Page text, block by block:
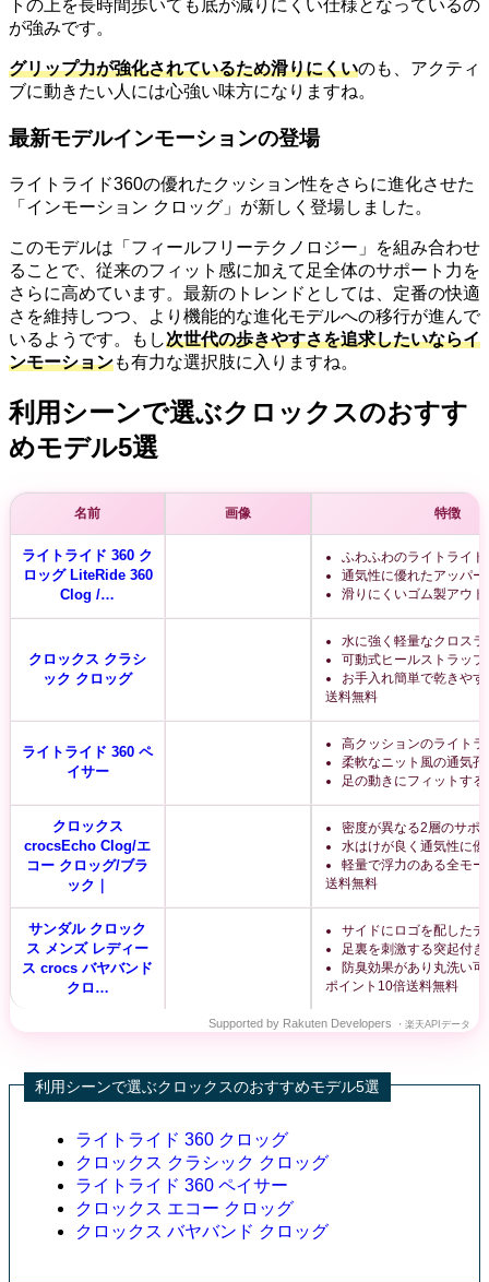
トの上を長時間歩いても底が減りにくい仕様となっているの
が強みです。
グリップ力が強化されているため滑りにくいのも、アクティ
ブに動きたい人には心強い味方になりますね。
最新モデルインモーションの登場
ライトライド360の優れたクッション性をさらに進化させた
「インモーション クロッグ」が新しく登場しました。
このモデルは「フィールフリーテクノロジー」を組み合わせ
ることで、従来のフィット感に加えて足全体のサポート力を
さらに高めています。最新のトレンドとしては、定番の快適
さを維持しつつ、より機能的な進化モデルへの移行が進んで
いるようです。もし次世代の歩きやすさを追求したいならイ
ンモーションも有力な選択肢に入りますね。
利用シーンで選ぶクロックスのおすす
めモデル5選
名前 画像 特徴
ライトライド 360 ク
ロッグ LiteRide 360
Clog /…
ふわふわのライトライド
通気性に優れたアッパー
滑りにくいゴム製アウト
クロックス クラシ
ック クロッグ
水に強く軽量なクロスラ
可動式ヒールストラップ
お手入れ簡単で乾きやす
送料無料
ライトライド 360 ペ
イサー
高クッションのライトラ
柔軟なニット風の通気孔
足の動きにフィットする
クロックス
crocsEcho Clog/エ
コー クロッグ/ブラ
ック｜
密度が異なる2層のサポ
水はけが良く通気性に優
軽量で浮力のある全モー
送料無料
サンダル クロック
ス メンズ レディー
ス crocs バヤバンド
クロ…
サイドにロゴを配したデ
足裏を刺激する突起付き
防臭効果があり丸洗い可
ポイント10倍送料無料
Supported by Rakuten Developers ・楽天APIデータ
利用シーンで選ぶクロックスのおすすめモデル5選
ライトライド 360 クロッグ
クロックス クラシック クロッグ
ライトライド 360 ペイサー
クロックス エコー クロッグ
クロックス バヤバンド クロッグ